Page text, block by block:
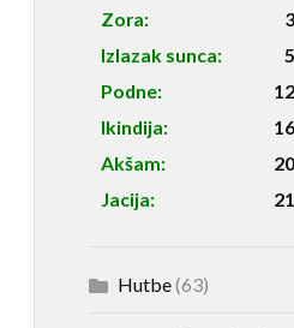
Zora:
Izlazak sunca:
Podne:
Ikindija:
Akšam:
Jacija:
Hutbe(63)